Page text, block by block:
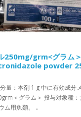
250mg/grm<グラム
powder
分量：本剤 1 g 中に有効成分
＜グラム＞ 投与対象種：
ム用魚類。 ..